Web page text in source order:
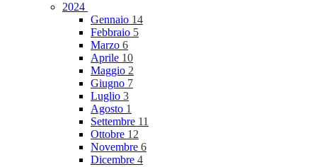
2024
Gennaio 14
Febbraio 5
Marzo 6
Aprile 10
Maggio 2
Giugno 7
Luglio 3
Agosto 1
Settembre 11
Ottobre 12
Novembre 6
Dicembre 4